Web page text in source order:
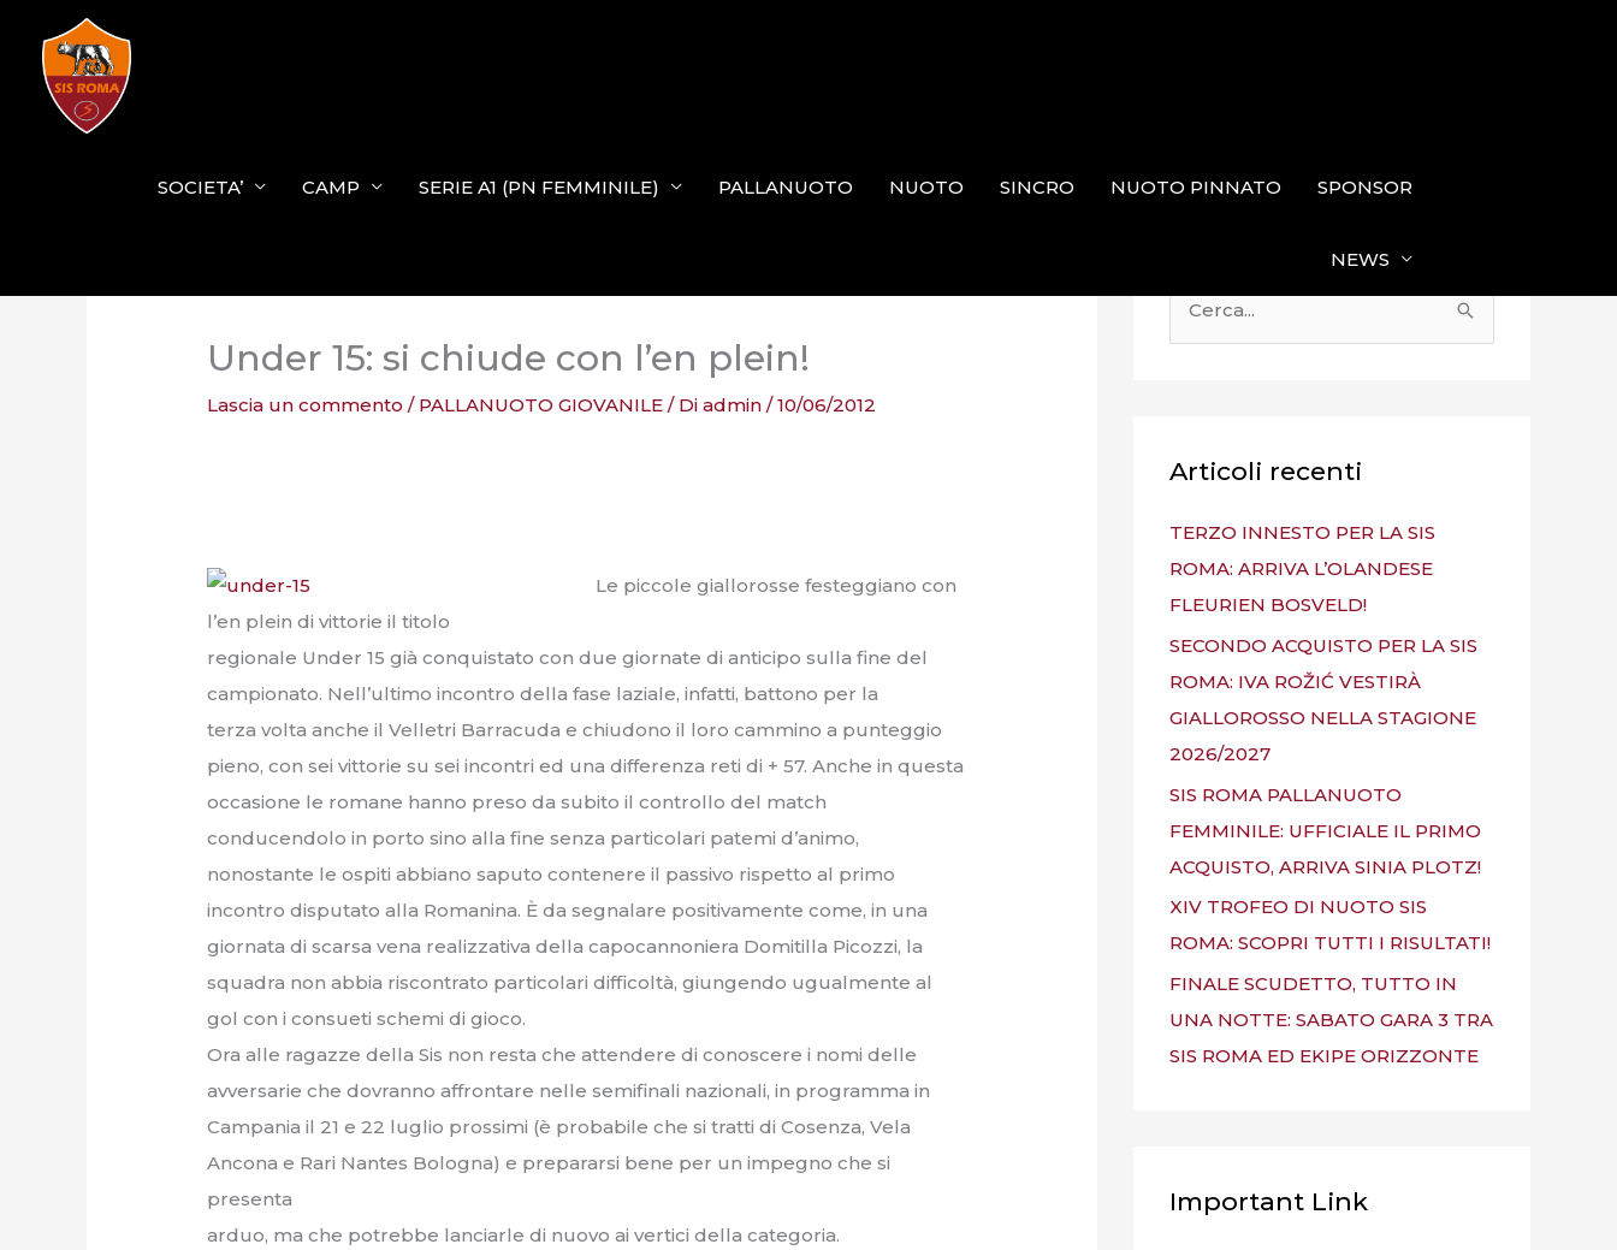
contenuto
SOCIETA’ CAMP SERIE A1 (PN FEMMINILE) PALLANUOTO NUOTO SINCRO NUOTO PINNATO SPONSOR
NEWS
Under 15: si chiude con l’en plein!
Lascia un commento / PALLANUOTO GIOVANILE / Diadmin/10/06/2012
Le piccole giallorosse festeggiano con
l’en plein di vittorie il titolo
regionale Under 15 già conquistato con due giornate di anticipo sulla fine del
campionato. Nell’ultimo incontro della fase laziale, infatti, battono per la
terza volta anche il Velletri Barracuda e chiudono il loro cammino a punteggio
pieno, con sei vittorie su sei incontri ed una differenza reti di + 57. Anche in questa
occasione le romane hanno preso da subito il controllo del match
conducendolo in porto sino alla fine senza particolari patemi d’animo,
nonostante le ospiti abbiano saputo contenere il passivo rispetto al primo
incontro disputato alla Romanina. È da segnalare positivamente come, in una
giornata di scarsa vena realizzativa della capocannoniera Domitilla Picozzi, la
squadra non abbia riscontrato particolari difficoltà, giungendo ugualmente al
gol con i consueti schemi di gioco.
Ora alle ragazze della Sis non resta che attendere di conoscere i nomi delle
avversarie che dovranno affrontare nelle semifinali nazionali, in programma in
Campania il 21 e 22 luglio prossimi (è probabile che si tratti di Cosenza, Vela
Ancona e Rari Nantes Bologna) e prepararsi bene per un impegno che si
presenta
arduo, ma che potrebbe lanciarle di nuovo ai vertici della categoria.
e
a
Articoli recenti
TERZO INNESTO PER LA SIS
ROMA: ARRIVA L’OLANDESE
FLEURIEN BOSVELD!
SECONDO ACQUISTO PER LA SIS
ROMA: IVA ROŽIĆ VESTIRÀ
GIALLOROSSO NELLA STAGIONE
2026/2027
SIS ROMA PALLANUOTO
FEMMINILE: UFFICIALE IL PRIMO
ACQUISTO, ARRIVA SINIA PLOTZ!
XIV TROFEO DI NUOTO SIS
ROMA: SCOPRI TUTTI I RISULTATI!
FINALE SCUDETTO, TUTTO IN
UNA NOTTE: SABATO GARA 3 TRA
SIS ROMA ED EKIPE ORIZZONTE
Important Link